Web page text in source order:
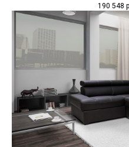
190 548